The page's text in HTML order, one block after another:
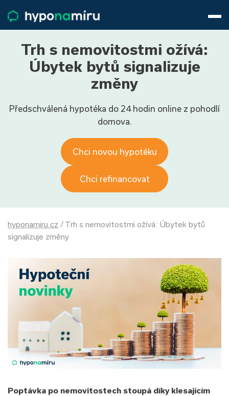
Životní pojištění
Pojištění nemovitosti
Články
O nás
Přihlásit
Trh s nemovitostmi ožívá:
Úbytek bytů signalizuje
změny
Předschválená hypotéka do 24 hodin online z pohodlí
domova.
Chci novou hypotéku
Chci refinancovat
hyponamiru.cz / Trh s nemovitostmi ožívá: Úbytek bytů
signalizuje změny
Poptávka po nemovitostech stoupá díky klesajícím